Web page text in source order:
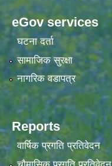
eGov services
घटना दर्ता
सामाजिक सुरक्षा
नागरिक वडापत्र
Reports
वार्षिक प्रगति प्रतिवेदन